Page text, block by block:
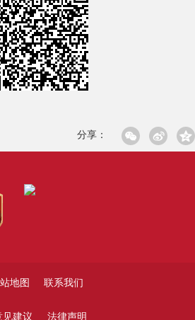
分享：
地图 联系我们
见建议 法律声明